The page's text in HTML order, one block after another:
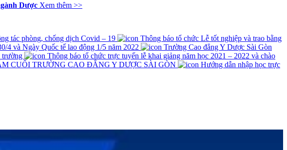
Dược Xem thêm >>
tác phòng, chống dịch Covid – 19
Thông báo tổ chức Lễ tốt nghiệp và trao bằng
4 và Ngày Quốc tế lao động 1/5 năm 2022
Trường Cao đẳng Y Dược Sài Gòn
trường
Thông báo tổ chức trực tuyến lễ khai giảng năm học 2021 – 2022 và chào
CUỐI TRƯỜNG CAO ĐẲNG Y DƯỢC SÀI GÒN
Hướng dẫn nhập học trực